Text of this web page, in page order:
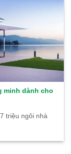
minh dành cho
triệu ngôi nhà